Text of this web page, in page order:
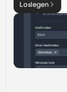
Loslegen